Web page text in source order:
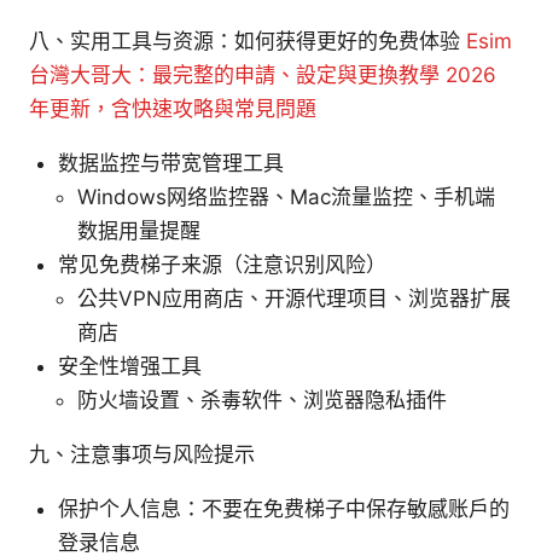
八、实用工具与资源：如何获得更好的免费体验 Esim
台灣大哥大：最完整的申請、設定與更換教學 2026
年更新，含快速攻略與常見問題
数据监控与带宽管理工具
Windows网络监控器、Mac流量监控、手机端
数据用量提醒
常见免费梯子来源（注意识别风险）
公共VPN应用商店、开源代理项目、浏览器扩展
商店
安全性增强工具
防火墙设置、杀毒软件、浏览器隐私插件
九、注意事项与风险提示
保护个人信息：不要在免费梯子中保存敏感账户的
登录信息